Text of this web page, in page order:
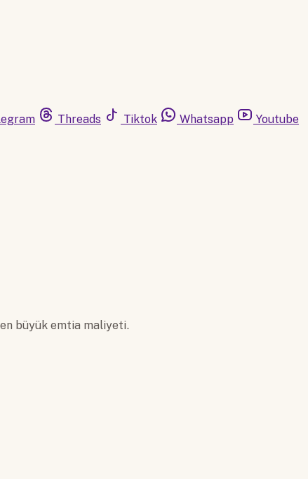
Threads Tiktok Whatsapp Youtube
büyük emtia maliyeti.